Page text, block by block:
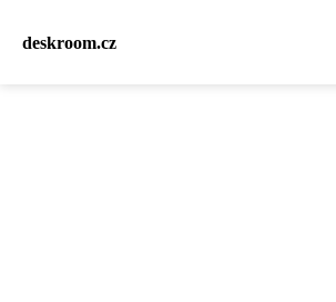
deskroom.cz